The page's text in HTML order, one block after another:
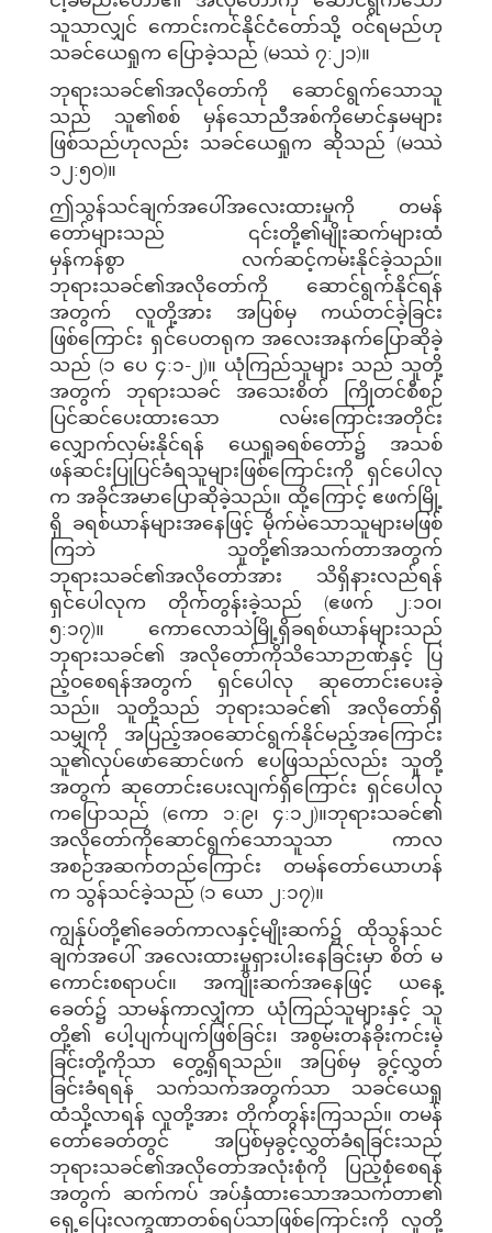
သူသာလျှင် ကောင်းကင်နိုင်ငံတော်သို့ ဝင်ရမည်ဟု
သခင်ယေရှုက ပြောခဲ့သည် (မဿဲ ၇:၂၁)။
ဘုရားသခင်၏အလိုတော်ကို ဆောင်ရွက်သောသူ
သည် သူ၏စစ် မှန်သောညီအစ်ကိုမောင်နှမများ
ဖြစ်သည်ဟုလည်း သခင်ယေရှုက ဆိုသည် (မဿဲ
၁၂:၅ဝ)။
ဤသွန်သင်ချက်အပေါ်အလေးထားမှုကို တမန်
တော်များသည် ၎င်းတို့၏မျိုးဆက်များထံ
မှန်ကန်စွာ လက်ဆင့်ကမ်းနိုင်ခဲ့သည်။
ဘုရားသခင်၏အလိုတော်ကို ဆောင်ရွက်နိုင်ရန်
အတွက် လူတို့အား အပြစ်မှ ကယ်တင်ခဲ့ခြင်း
ဖြစ်ကြောင်း ရှင်ပေတရုက အလေးအနက်ပြောဆိုခဲ့
သည် (၁ ပေ ၄:၁-၂)။ ယုံကြည်သူများ သည် သူတို့
အတွက် ဘုရားသခင် အသေးစိတ် ကြိုတင်စီစဉ်
ပြင်ဆင်ပေးထားသော လမ်းကြောင်းအတိုင်း
လျှောက်လှမ်းနိုင်ရန် ယေရှုခရစ်တော်၌ အသစ်
ဖန်ဆင်းပြုပြင်ခံရသူများဖြစ်ကြောင်းကို ရှင်ပေါလု
က အခိုင်အမာပြောဆိုခဲ့သည်။ ထို့ကြောင့် ဧဖက်မြို့
ရှိ ခရစ်ယာန်များအနေဖြင့် မိုက်မဲသောသူများမဖြစ်
ကြဘဲ သူတို့၏အသက်တာအတွက်
ဘုရားသခင်၏အလိုတော်အား သိရှိနားလည်ရန်
ရှင်ပေါလုက တိုက်တွန်းခဲ့သည် (ဧဖက် ၂:၁ဝ၊
၅:၁၇)။ ကောလောသဲမြို့ရှိခရစ်ယာန်များသည်
ဘုရားသခင်၏ အလိုတော်ကိုသိသောဉာဏ်နှင့် ပြ
ည့်ဝစေရန်အတွက် ရှင်ပေါလု ဆုတောင်းပေးခဲ့
သည်။ သူတို့သည် ဘုရားသခင်၏ အလိုတော်ရှိ
သမျှကို အပြည့်အဝဆောင်ရွက်နိုင်မည့်အကြောင်း
သူ၏လုပ်ဖော်ဆောင်ဖက် ဧပဖြသည်လည်း သူတို့
အတွက် ဆုတောင်းပေးလျက်ရှိကြောင်း ရှင်ပေါလု
ကပြောသည် (ကော ၁:၉၊ ၄:၁၂)။ဘုရားသခင်၏
အလိုတော်ကိုဆောင်ရွက်သောသူသာ ကာလ
အစဉ်အဆက်တည်ကြောင်း တမန်တော်ယောဟန်
က သွန်သင်ခဲ့သည် (၁ ယော ၂:၁၇)။
ကျွန်ုပ်တို့၏ခေတ်ကာလနှင့်မျိုးဆက်၌ ထိုသွန်သင်
ချက်အပေါ် အလေးထားမှုရှားပါးနေခြင်းမှာ စိတ် မ
ကောင်းစရာပင်။ အကျိုးဆက်အနေဖြင့် ယနေ့
ခေတ်၌ သာမန်ကာလျှံကာ ယုံကြည်သူများနှင့် သူ
တို့၏ ပေါ့ပျက်ပျက်ဖြစ်ခြင်း၊ အစွမ်းတန်ခိုးကင်းမဲ့
ခြင်းတို့ကိုသာ တွေ့ရှိရသည်။ အပြစ်မှ ခွင့်လွှတ်
ခြင်းခံရရန် သက်သက်အတွက်သာ သခင်ယေရှု
ထံသို့လာရန် လူတို့အား တိုက်တွန်းကြသည်။ တမန်
တော်ခေတ်တွင် အပြစ်မှခွင့်လွှတ်ခံရခြင်းသည်
ဘုရားသခင်၏အလိုတော်အလုံးစုံကို ပြည့်စုံစေရန်
အတွက် ဆက်ကပ် အပ်နှံထားသောအသက်တာ၏
ရှေ့ပြေးလက္ခဏာတစ်ရပ်သာဖြစ်ကြောင်းကို လူတို့